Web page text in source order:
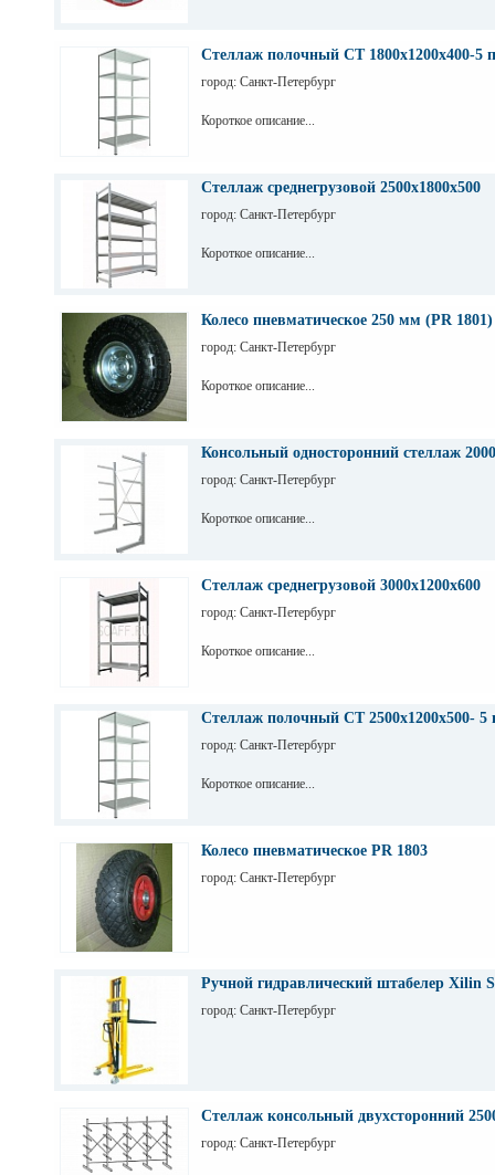
Стеллаж полочный СТ 1800х1200х400-5
город: Санкт-Петербург
Короткое описание...
Стеллаж среднегрузовой 2500х1800х500
город: Санкт-Петербург
Короткое описание...
Колесо пневматическое 250 мм (PR 1801)
город: Санкт-Петербург
Короткое описание...
Консольный односторонний стеллаж
город: Санкт-Петербург
Короткое описание...
Стеллаж среднегрузовой 3000х1200х600
город: Санкт-Петербург
Короткое описание...
Стеллаж полочный СТ 2500х1200х500- 5
город: Санкт-Петербург
Короткое описание...
Колесо пневматическое PR 1803
город: Санкт-Петербург
Ручной гидравлический штабелер Xilin
город: Санкт-Петербург
Стеллаж консольный двухсторонний
город: Санкт-Петербург